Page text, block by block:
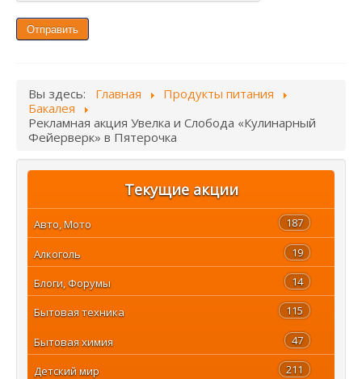
Отправить
Вы здесь: Главная
Продукты питания
Бакалея
Рекламная акция Увелка и Слобода «Кулинарный
Фейерверк» в Пятерочка
Текущие акции
187
Авто, Мото
19
Алкоголь
14
Блоги, Форумы
115
Бытовая техника
47
Бытовая химия
211
Детский мир